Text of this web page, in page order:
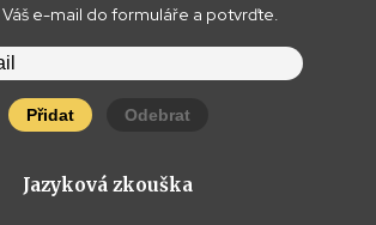
e-mail do formuláře a potvrďte.
Přidat Odebrat
Jazyková zkouška